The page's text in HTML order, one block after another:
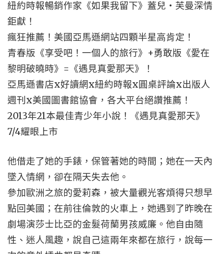
紐約時報暢銷作家《如果我留下》蓋兒‧芙曼深情
鉅獻！
瘋狂推薦！美國亞馬遜網站四顆半星高肯定！
青春版《享受吧！一個人的旅行》 +勇敢版《愛在
黎明破曉時》 = 《遇見真愛那天》！
亞馬遜書店x好讀網x紐約時報x圓桌評論x出版人
週刊 x美國圖書館協會，各大平台絕讚推薦！
2013年21本最佳青少年小說！《遇見真愛那天》
7/4耀眼上市
他借走了她的手錶，保管著她的時間；她在一天內
墜入情網，卻在隔天失去他。
參加歐洲之旅的愛莉森，被大量觀光客煩得只想早
點回美國；在前往倫敦的火車上，她遇到了昨晚在
劇場演莎士比亞的金髮荷蘭男孩威廉。他自由隨
性、迷人風趣，說自己這兩年來都在旅行，說每一